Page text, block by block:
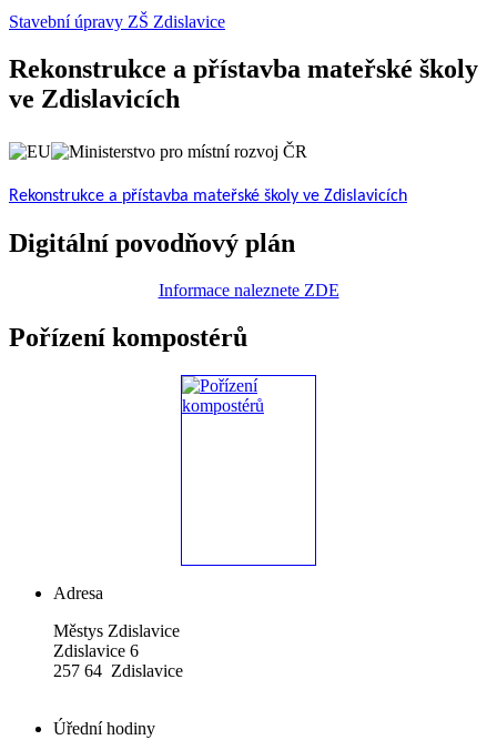
Stavební úpravy ZŠ Zdislavice
Rekonstrukce a přístavba mateřské školy
ve Zdislavicích
Rekonstrukce a přístavba mateřské školy ve Zdislavicích
Digitální povodňový plán
Informace naleznete ZDE
Pořízení kompostérů
Adresa
Městys Zdislavice
Zdislavice 6
257 64 Zdislavice
Úřední hodiny